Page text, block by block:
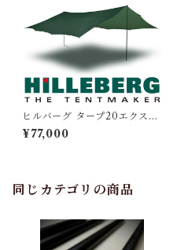
ヒルバーグ タープ20エクスペ
ディション グリーン
¥77,000
同じカテゴリの商品